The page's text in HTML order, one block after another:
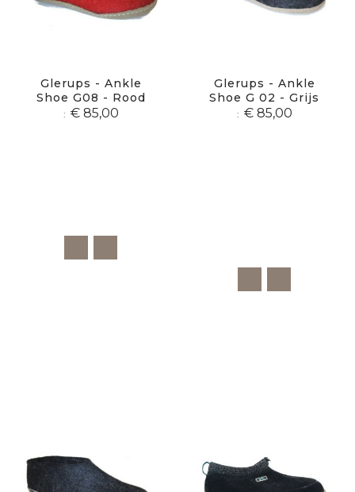
Glerups - Ankle
Shoe G08 - Rood
€ 85,00
Glerups - Ankle
Shoe G 02 - Grijs
€ 85,00